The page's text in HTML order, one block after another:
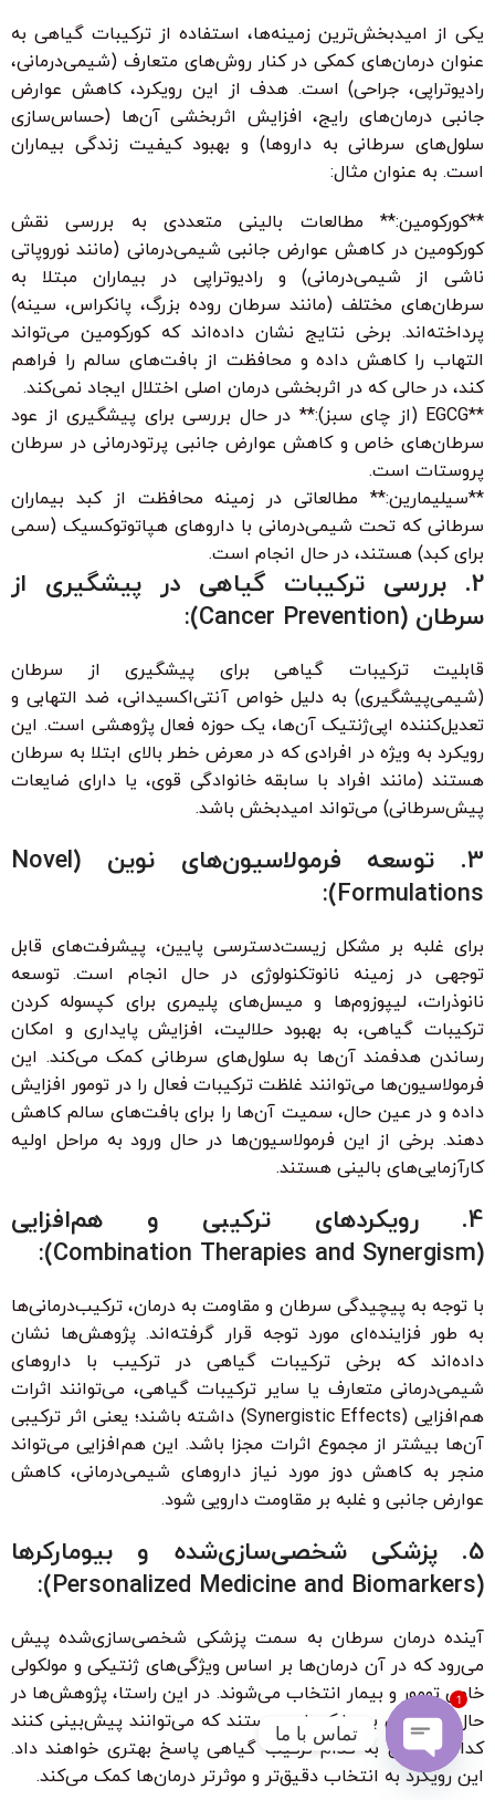
یکی از امیدبخش‌ترین زمینه‌ها، استفاده از ترکیبات گیاهی به
عنوان درمان‌های کمکی در کنار روش‌های متعارف (شیمی‌درمانی،
رادیوتراپی، جراحی) است. هدف از این رویکرد، کاهش عوارض
جانبی درمان‌های رایج، افزایش اثربخشی آن‌ها (حساس‌سازی
سلول‌های سرطانی به داروها) و بهبود کیفیت زندگی بیماران
است. به عنوان مثال:
**کورکومین:** مطالعات بالینی متعددی به بررسی نقش
کورکومین در کاهش عوارض جانبی شیمی‌درمانی (مانند نوروپاتی
ناشی از شیمی‌درمانی) و رادیوتراپی در بیماران مبتلا به
سرطان‌های مختلف (مانند سرطان روده بزرگ، پانکراس، سینه)
پرداخته‌اند. برخی نتایج نشان داده‌اند که کورکومین می‌تواند
التهاب را کاهش داده و محافظت از بافت‌های سالم را فراهم
کند، در حالی که در اثربخشی درمان اصلی اختلال ایجاد نمی‌کند.
**EGCG (از چای سبز):** در حال بررسی برای پیشگیری از عود
سرطان‌های خاص و کاهش عوارض جانبی پرتودرمانی در سرطان
پروستات است.
**سیلیمارین:** مطالعاتی در زمینه محافظت از کبد بیماران
سرطانی که تحت شیمی‌درمانی با داروهای هپاتوتوکسیک (سمی
برای کبد) هستند، در حال انجام است.
2. بررسی ترکیبات گیاهی در پیشگیری از
سرطان (Cancer Prevention):
قابلیت ترکیبات گیاهی برای پیشگیری از سرطان
(شیمی‌پیشگیری) به دلیل خواص آنتی‌اکسیدانی، ضد التهابی و
تعدیل‌کننده اپی‌ژنتیک آن‌ها، یک حوزه فعال پژوهشی است. این
رویکرد به ویژه در افرادی که در معرض خطر بالای ابتلا به سرطان
هستند (مانند افراد با سابقه خانوادگی قوی، یا دارای ضایعات
پیش‌سرطانی) می‌تواند امیدبخش باشد.
3. توسعه فرمولاسیون‌های نوین (Novel
Formulations):
برای غلبه بر مشکل زیست‌دسترسی پایین، پیشرفت‌های قابل
توجهی در زمینه نانوتکنولوژی در حال انجام است. توسعه
نانوذرات، لیپوزوم‌ها و میسل‌های پلیمری برای کپسوله کردن
ترکیبات گیاهی، به بهبود حلالیت، افزایش پایداری و امکان
رساندن هدفمند آن‌ها به سلول‌های سرطانی کمک می‌کند. این
فرمولاسیون‌ها می‌توانند غلظت ترکیبات فعال را در تومور افزایش
داده و در عین حال، سمیت آن‌ها را برای بافت‌های سالم کاهش
دهند. برخی از این فرمولاسیون‌ها در حال ورود به مراحل اولیه
کارآزمایی‌های بالینی هستند.
4. رویکردهای ترکیبی و هم‌افزایی
(Combination Therapies and Synergism):
با توجه به پیچیدگی سرطان و مقاومت به درمان، ترکیب‌درمانی‌ها
به طور فزاینده‌ای مورد توجه قرار گرفته‌اند. پژوهش‌ها نشان
داده‌اند که برخی ترکیبات گیاهی در ترکیب با داروهای
شیمی‌درمانی متعارف یا سایر ترکیبات گیاهی، می‌توانند اثرات
هم‌افزایی (Synergistic Effects) داشته باشند؛ یعنی اثر ترکیبی
آن‌ها بیشتر از مجموع اثرات مجزا باشد. این هم‌افزایی می‌تواند
منجر به کاهش دوز مورد نیاز داروهای شیمی‌درمانی، کاهش
عوارض جانبی و غلبه بر مقاومت دارویی شود.
5. پزشکی شخصی‌سازی‌شده و بیومارکرها
(Personalized Medicine and Biomarkers):
آینده درمان سرطان به سمت پزشکی شخصی‌سازی‌شده پیش
می‌رود که در آن درمان‌ها بر اساس ویژگی‌های ژنتیکی و مولکولی
خاص تومور و بیمار انتخاب می‌شوند. در این راستا، پژوهش‌ها در
حال شناسایی بیومارکرهایی هستند که می‌توانند پیش‌بینی کنند
کدام بیماران به کدام ترکیب گیاهی پاسخ بهتری خواهند داد.
این رویکرد به انتخاب دقیق‌تر و موثرتر درمان‌ها کمک می‌کند.
تماس با ما
Open
1